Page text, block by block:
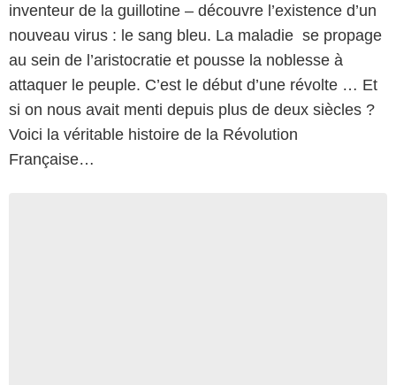
inventeur de la guillotine – découvre l’existence d’un
nouveau virus : le sang bleu. La maladie se propage
au sein de l’aristocratie et pousse la noblesse à
attaquer le peuple. C’est le début d’une révolte … Et
si on nous avait menti depuis plus de deux siècles ?
Voici la véritable histoire de la Révolution
Française…